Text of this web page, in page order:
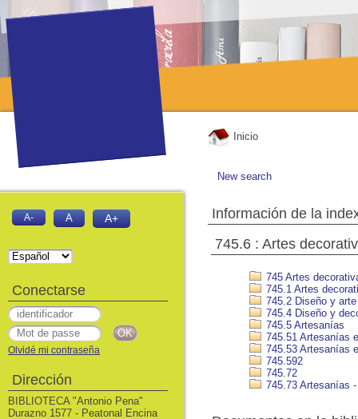
Inicio
New search
Información de la
745.6 : Artes
745 Artes
745.1 Artes
745.2 Diseño y
745.4 Diseño y
745.5 Artesanías
745.51 Artesanías
745.53 Artesanías
745.592
745.72
745.73 Artesanías
A- A A+
Conectarse
Olvidé mi contraseña
Dirección
BIBLIOTECA "Antonio Pena"
Durazno 1577 - Peatonal Encina